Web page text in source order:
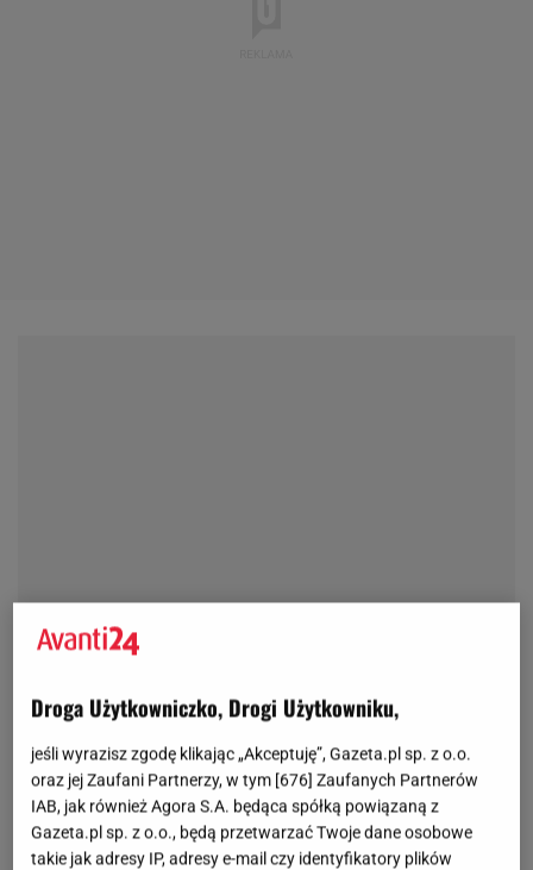
Droga Użytkowniczko, Drogi Użytkowniku,
jeśli wyrazisz zgodę klikając „Akceptuję”, Gazeta.pl sp. z o.o.
oraz jej Zaufani Partnerzy, w tym [676] Zaufanych Partnerów
IAB, jak również Agora S.A. będąca spółką powiązaną z
Gazeta.pl sp. z o.o., będą przetwarzać Twoje dane osobowe
takie jak adresy IP, adresy e-mail czy identyfikatory plików